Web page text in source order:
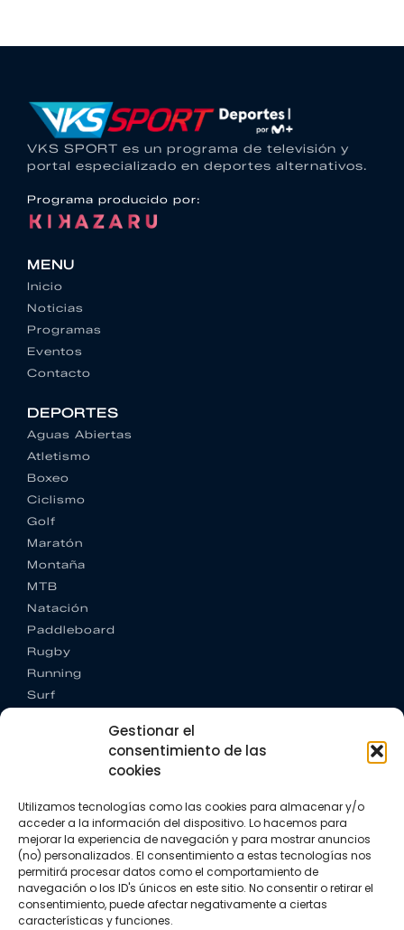
Gestionar el
consentimiento de las
cookies
Utilizamos tecnologías como las cookies para almacenar y/o
acceder a la información del dispositivo. Lo hacemos para
mejorar la experiencia de navegación y para mostrar anuncios
(no) personalizados. El consentimiento a estas tecnologías nos
permitirá procesar datos como el comportamiento de
navegación o los ID's únicos en este sitio. No consentir o retirar el
consentimiento, puede afectar negativamente a ciertas
características y funciones.
VKS SPORT es un programa de televisión y
portal especializado en deportes alternativos.
Programa producido por:
MENU
Inicio
Noticias
Programas
Eventos
Contacto
DEPORTES
Aguas Abiertas
Atletismo
Boxeo
Ciclismo
Golf
Maratón
Montaña
MTB
Natación
Paddleboard
Rugby
Running
Surf
CONTACTO
+34 662 342 177
info@vkssport.com
SÍGUENOS